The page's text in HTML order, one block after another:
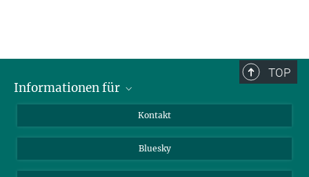
TOP
Informationen für
Bewerbende
Forschende
Kontakt
Bluesky